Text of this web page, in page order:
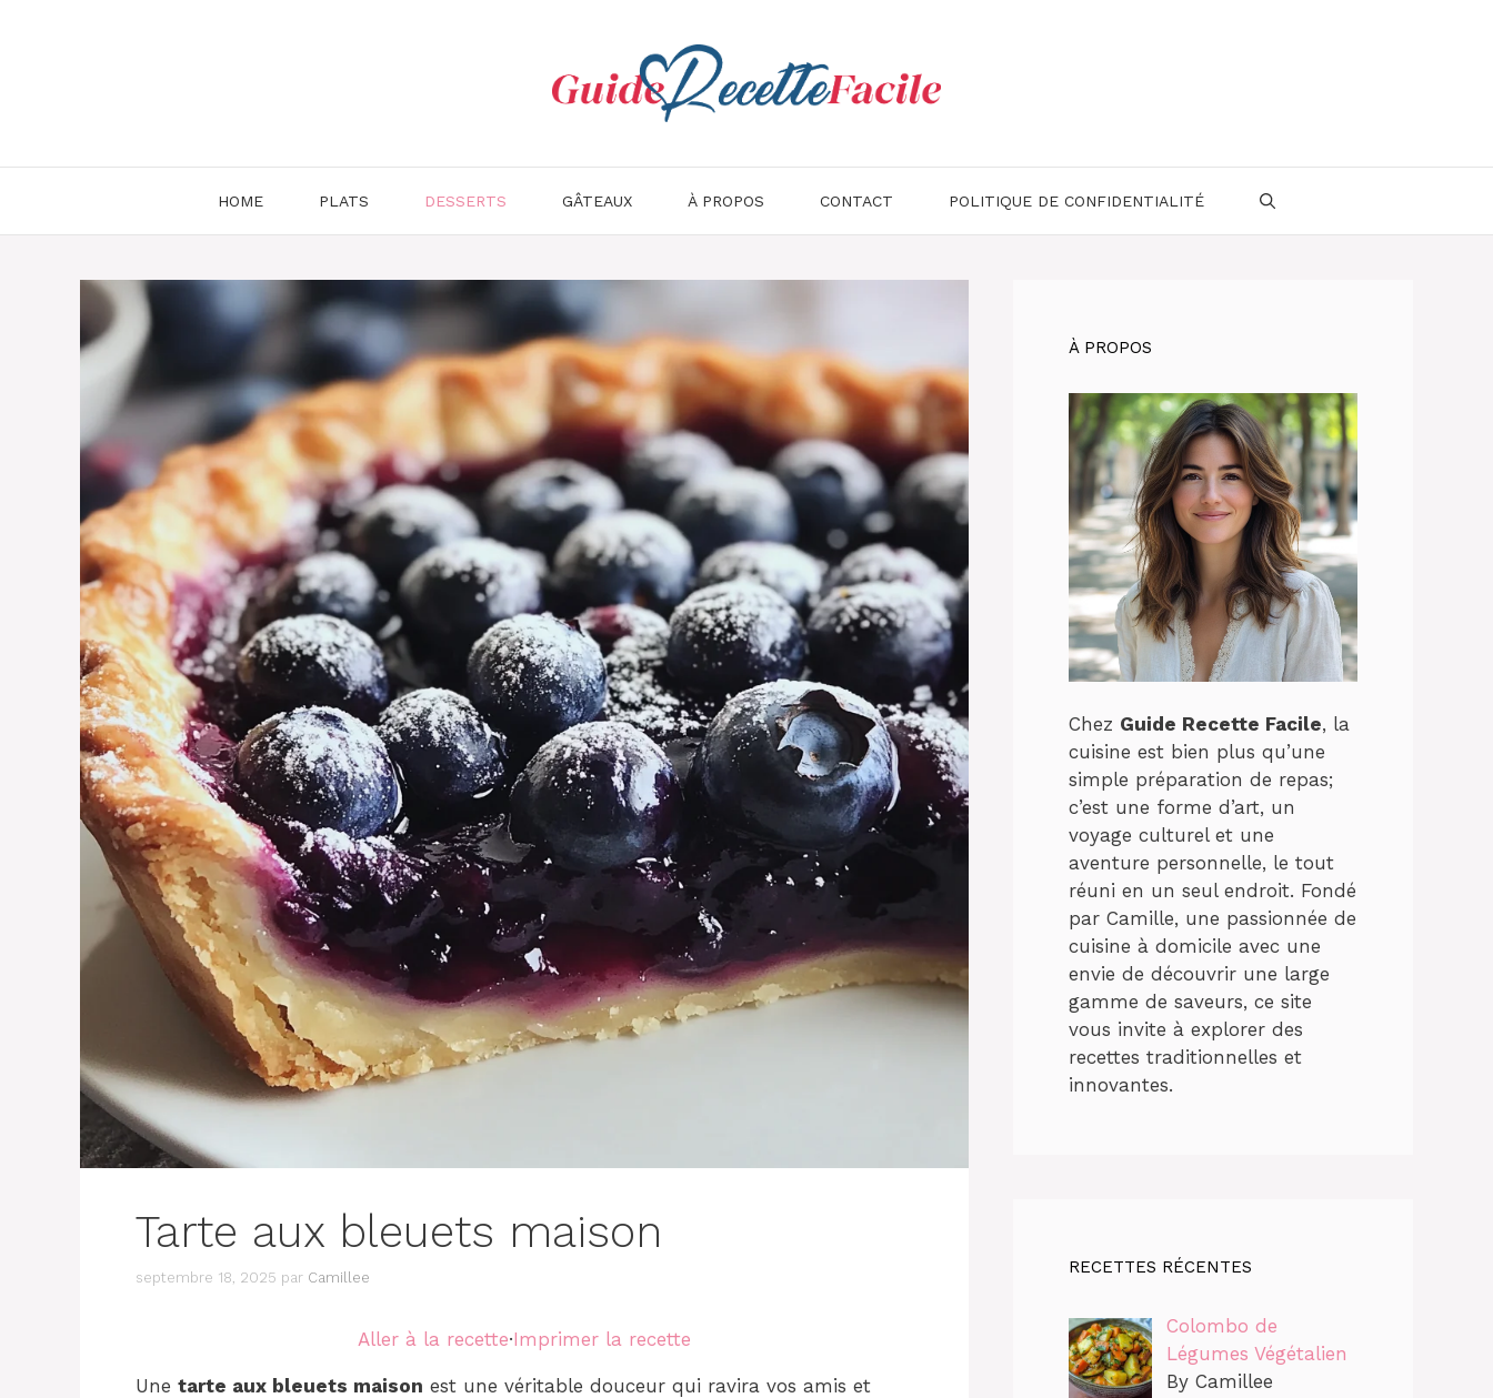
HOME PLATS DESSERTS GÂTEAUX À PROPOS CONTACT POLITIQUE DE CONFIDENTIALITÉ
Tarte aux bleuets maison
septembre 18, 2025 par Camillee
Aller à la recette·Imprimer la recette
Une tarte aux bleuets maison est une véritable douceur qui ravira vos amis et
À PROPOS
Chez Guide Recette Facile, la
cuisine est bien plus qu’une
simple préparation de repas;
c’est une forme d’art, un
voyage culturel et une
aventure personnelle, le tout
réuni en un seul endroit. Fondé
par Camille, une passionnée de
cuisine à domicile avec une
envie de découvrir une large
gamme de saveurs, ce site
vous invite à explorer des
recettes traditionnelles et
innovantes.
RECETTES RÉCENTES
Colombo de
Légumes Végétalien
By Camillee